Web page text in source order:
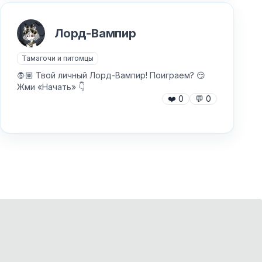
Лорд-Вампир
Тамагочи и питомцы
🧛🏽 Твой личный Лорд-Вампир! Поиграем? 😏
Жми «Начать» 👇
❤️ 0 💬 0